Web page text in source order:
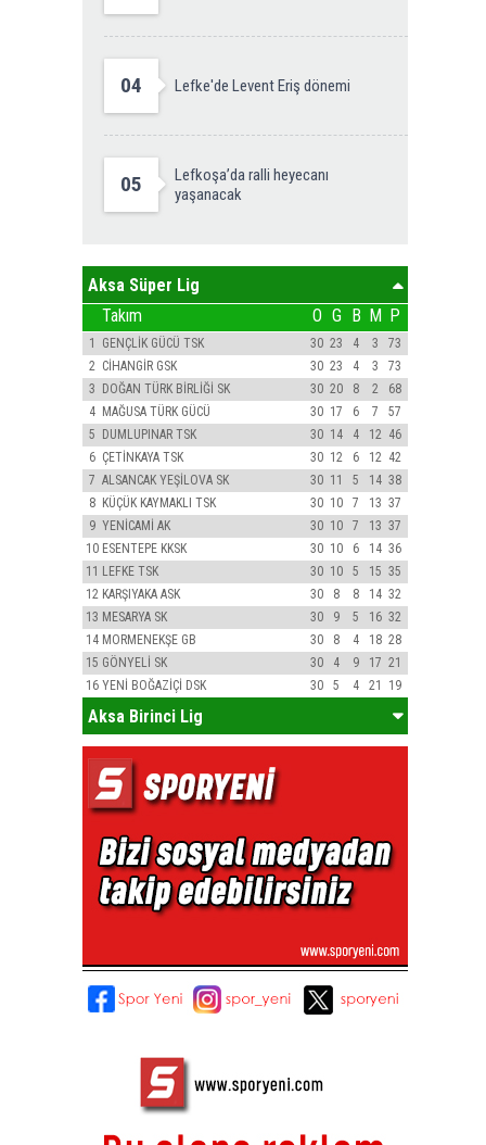
04 Lefke'de Levent Eriş dönemi
05
Lefkoşa’da ralli heyecanı
yaşanacak
Aksa Süper Lig
Takım O G B M P
1 GENÇLİK GÜCÜ TSK 30 23 4 3
73
2 CİHANGİR GSK 30 23 4 3
73
3 DOĞAN TÜRK BİRLİĞİ SK 30 20 8 2
68
4 MAĞUSA TÜRK GÜCÜ 30 17 6 7
57
5 DUMLUPINAR TSK 30 14 4 12 46
6 ÇETİNKAYA TSK 30 12 6 12 42
7 ALSANCAK YEŞİLOVA SK 30 11 5 14 38
8 KÜÇÜK KAYMAKLI TSK 30 10 7 13 37
9 YENİCAMİ AK 30 10 7 13 37
10 ESENTEPE KKSK 30 10 6 14 36
11 LEFKE TSK 30 10 5 15 35
12 KARŞIYAKA ASK 30 8 8 14 32
13 MESARYA SK 30 9 5 16 32
14 MORMENEKŞE GB 30 8 4 18 28
15 GÖNYELİ SK 30 4 9 17 21
16 YENİ BOĞAZİÇİ DSK 30 5 4 21 19
Aksa Birinci Lig